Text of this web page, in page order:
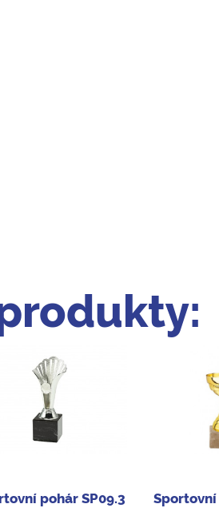
pohár SP09.3 Sportovní